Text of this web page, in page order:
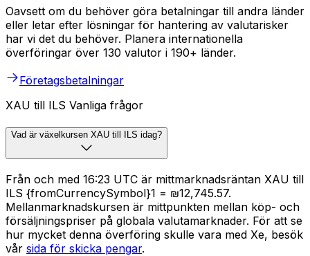
Oavsett om du behöver göra betalningar till andra länder
eller letar efter lösningar för hantering av valutarisker
har vi det du behöver. Planera internationella
överföringar över 130 valutor i 190+ länder.
Företagsbetalningar
XAU till ILS Vanliga frågor
Vad är växelkursen XAU till ILS idag?
Från och med 16:23 UTC är mittmarknadsräntan XAU till
ILS {fromCurrencySymbol}1 = ₪12,745.57.
Mellanmarknadskursen är mittpunkten mellan köp- och
försäljningspriser på globala valutamarknader. För att se
hur mycket denna överföring skulle vara med Xe, besök
vår sida för skicka pengar.